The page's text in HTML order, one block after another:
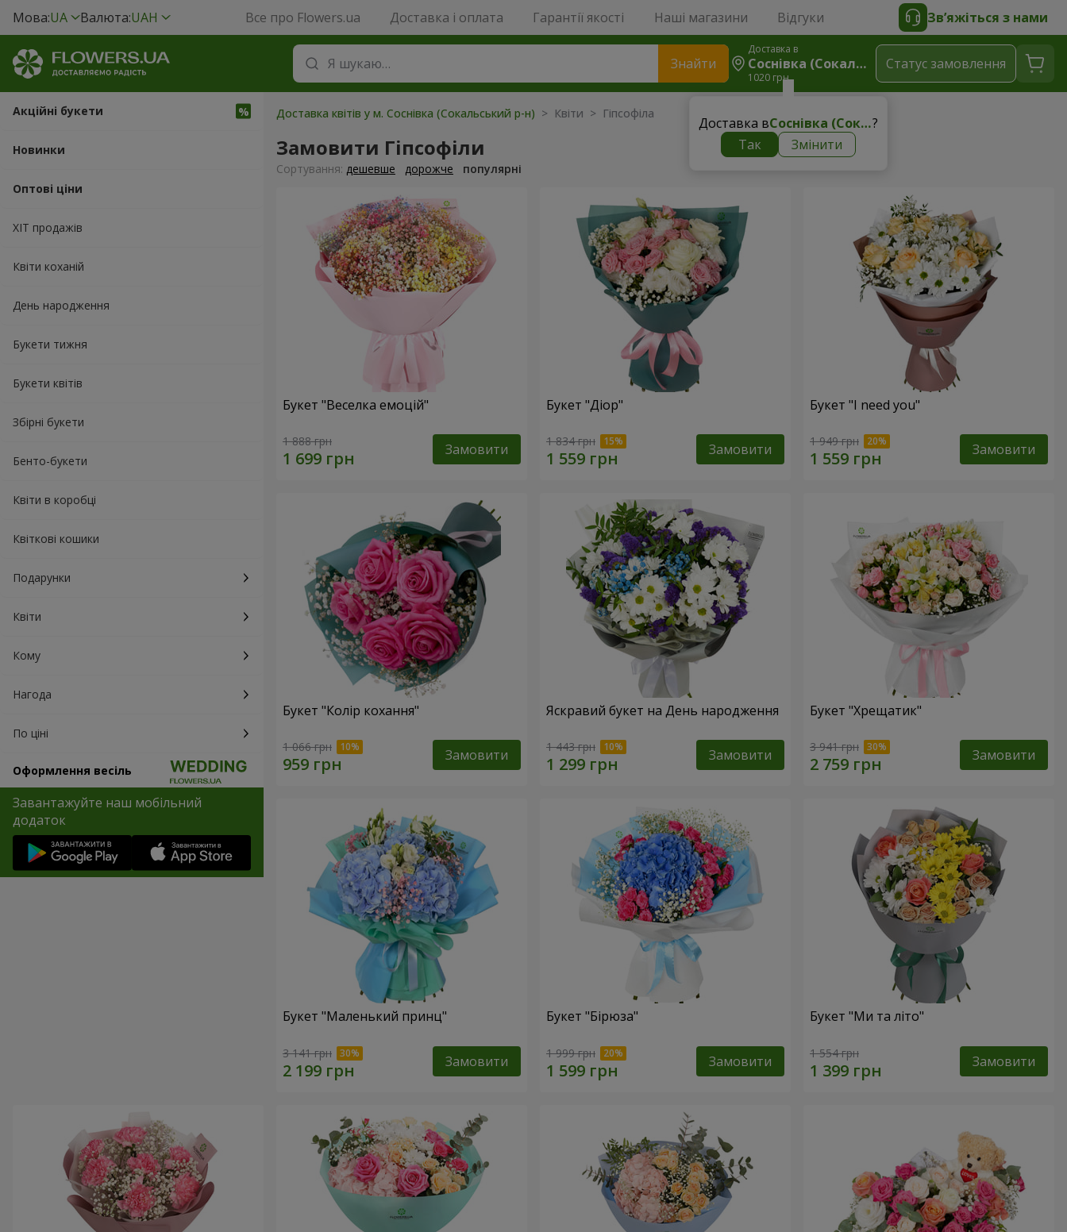
Мова:UA Валюта:UAH Все про Flowers.ua Доставка і оплата Гарантії якості Наші магазини Відгуки Зв’яжіться з нами
Знайти
Доставка в
Соснівка (Сокальський Р-Н)
1020 грн
Доставка в Соснівка (Сокальський р-н)?
Так
Змінити
Статус замовлення
Акційні букети
Новинки
Оптові ціни
ХІТ продажів
Квіти коханій
День народження
Букети тижня
Букети квітів
Збірні букети
Бенто-букети
Квіти в коробці
Квіткові кошики
Подарунки
Квіти
Кому
Нагода
По ціні
Оформлення весіль
Завантажуйте наш мобільний
додаток
Доставка квітів у м. Соснівка (Сокальський р-н) > Квіти > Гіпсофіла
Замовити Гіпсофіли
Сортування: дешевше дорожче популярні
Букет "Веселка емоцій"
1 888 грн Замовити
Букет "Діор"
1 834 грн Замовити
Букет "I need you"
1 949 грн Замовити
Букет "Колір кохання"
1 066 грн Замовити
Яскравий букет на День народження
1 443 грн Замовити
Букет "Хрещатик"
3 941 грн Замовити
Букет "Маленький принц"
3 141 грн Замовити
Букет "Бірюза"
1 999 грн Замовити
Букет "Ми та літо"
1 554 грн Замовити